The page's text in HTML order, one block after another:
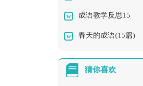
成语教学反思15
篇 春天的成语(15篇)
猜你喜欢